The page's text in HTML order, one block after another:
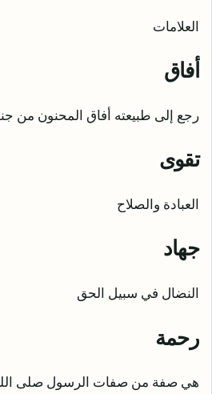
العلامات
أفاق
رجع إلى طبيعته أفاق المحنون من
تقوى
العبادة والصلاح
جهاد
النضال في سبيل الحق
رحمة
هي صفة من صفات الرسول صلى